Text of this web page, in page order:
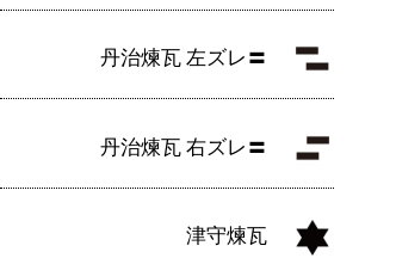
丹治煉瓦 左ズレ〓
丹治煉瓦 右ズレ〓
津守煉瓦